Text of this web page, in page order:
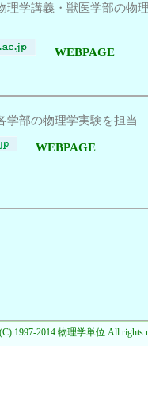
理学講義・獣医学部の物
WEBPAGE
学部の物理学実験を担当
WEBPAGE
1997-2014 物理学単位 All rights